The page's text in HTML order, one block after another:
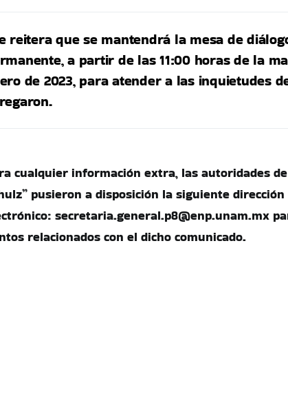
reitera que se mantendrá la mesa de
a partir de las 11:00 horas de la
de 2023, para atender a las inquietudes
cualquier información extra, las autoridades
pusieron a disposición la siguiente
secretaria.general.p8@enp.unam.mx
relacionados con el dicho comunicado.